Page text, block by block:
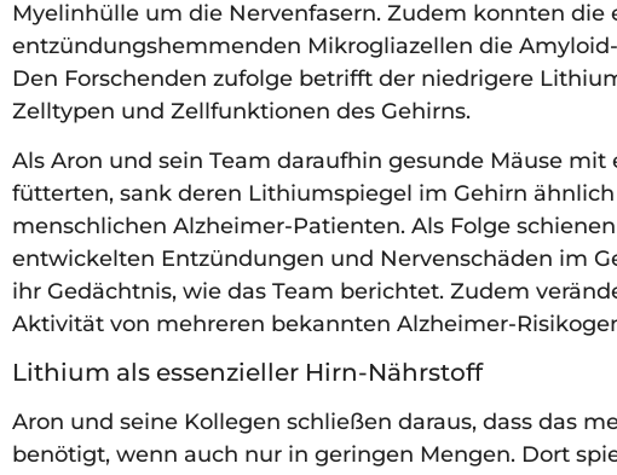
Myelinhülle um die Nervenfasern. Zudem konnten die
entzündungshemmenden Mikrogliazellen die
Den Forschenden zufolge betrifft der niedrigere
Zelltypen und Zellfunktionen des Gehirns.
Als Aron und sein Team daraufhin gesunde Mäuse
fütterten, sank deren Lithiumspiegel im Gehirn
menschlichen Alzheimer-Patienten. Als Folge
entwickelten Entzündungen und Nervenschäden im
ihr Gedächtnis, wie das Team berichtet. Zudem
Aktivität von mehreren bekannten Alzheimer-
Lithium als essenzieller Hirn-Nährstoff
Aron und seine Kollegen schließen daraus, dass das
benötigt, wenn auch nur in geringen Mengen. Dort